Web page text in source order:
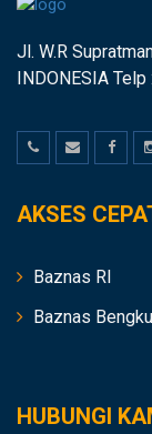
Jl. W.R
INDONESIA
AKSES
Baznas RI
Baznas
HUBUNGI